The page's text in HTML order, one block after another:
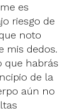
es
riesgo de
noto
mis dedos.
que habrás
de la
aún no